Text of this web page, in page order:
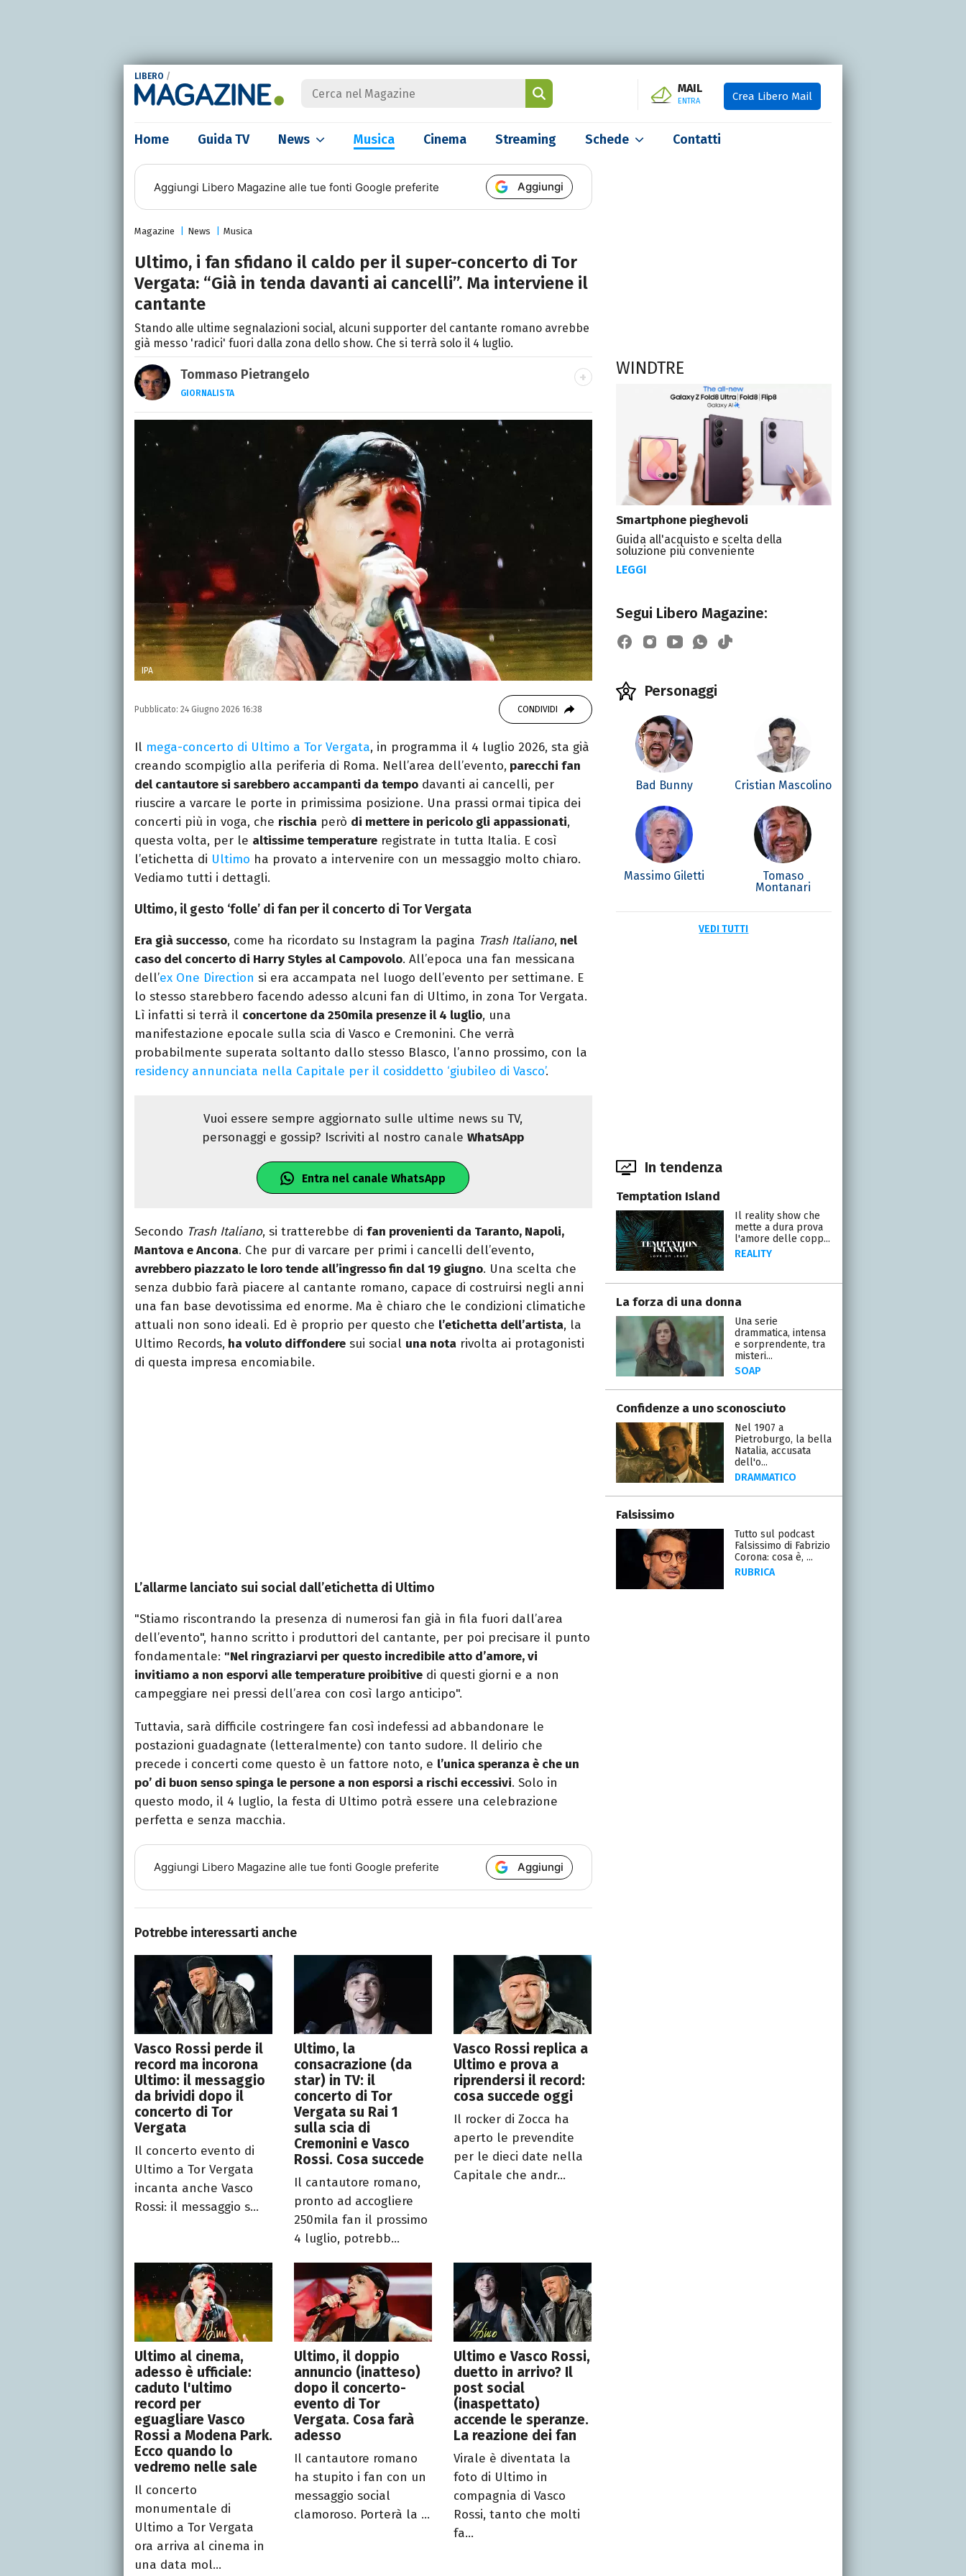
LIBERO /
MAIL
ENTRA Crea Libero Mail
Home Guida TV News Musica Cinema Streaming Schede Contatti
Aggiungi Libero Magazine alle tue fonti Google preferite Aggiungi
Magazine News Musica
Ultimo, i fan sfidano il caldo per il super-concerto di Tor
Vergata: “Già in tenda davanti ai cancelli”. Ma interviene il
cantante
Stando alle ultime segnalazioni social, alcuni supporter del cantante romano avrebbe
già messo 'radici' fuori dalla zona dello show. Che si terrà solo il 4 luglio.
Tommaso Pietrangelo
GIORNALISTA
Autore, giornalista, cantautore. Laureato in Letterature Straniere, è
appassionato di cinema, poesia e Shakespeare. Scrive canzoni e ama i
IPA
Pubblicato: 24 Giugno 2026 16:38 CONDIVIDI
Il mega-concerto di Ultimo a Tor Vergata, in programma il 4 luglio 2026, sta già
creando scompiglio alla periferia di Roma. Nell’area dell’evento, parecchi fan
del cantautore si sarebbero accampanti da tempo davanti ai cancelli, per
riuscire a varcare le porte in primissima posizione. Una prassi ormai tipica dei
concerti più in voga, che rischia però di mettere in pericolo gli appassionati,
questa volta, per le altissime temperature registrate in tutta Italia. E così
l’etichetta di Ultimo ha provato a intervenire con un messaggio molto chiaro.
Vediamo tutti i dettagli.
Ultimo, il gesto ‘folle’ di fan per il concerto di Tor Vergata
Era già successo, come ha ricordato su Instagram la pagina Trash Italiano, nel
caso del concerto di Harry Styles al Campovolo. All’epoca una fan messicana
dell’ex One Direction si era accampata nel luogo dell’evento per settimane. E
lo stesso starebbero facendo adesso alcuni fan di Ultimo, in zona Tor Vergata.
Lì infatti si terrà il concertone da 250mila presenze il 4 luglio, una
manifestazione epocale sulla scia di Vasco e Cremonini. Che verrà
probabilmente superata soltanto dallo stesso Blasco, l’anno prossimo, con la
residency annunciata nella Capitale per il cosiddetto ‘giubileo di Vasco’.
Vuoi essere sempre aggiornato sulle ultime news su TV,
personaggi e gossip? Iscriviti al nostro canaleWhatsApp
Entra nel canale WhatsApp
Secondo Trash Italiano, si tratterebbe di fan provenienti da Taranto, Napoli,
Mantova e Ancona. Che pur di varcare per primi i cancelli dell’evento,
avrebbero piazzato le loro tende all’ingresso fin dal 19 giugno. Una scelta che
senza dubbio farà piacere al cantante romano, capace di costruirsi negli anni
una fan base devotissima ed enorme. Ma è chiaro che le condizioni climatiche
attuali non sono ideali. Ed è proprio per questo che l’etichetta dell’artista, la
Ultimo Records, ha voluto diffondere sui social una nota rivolta ai protagonisti
di questa impresa encomiabile.
L’allarme lanciato sui social dall’etichetta di Ultimo
"Stiamo riscontrando la presenza di numerosi fan già in fila fuori dall’area
dell’evento", hanno scritto i produttori del cantante, per poi precisare il punto
fondamentale: "Nel ringraziarvi per questo incredibile atto d’amore, vi
invitiamo a non esporvi alle temperature proibitive di questi giorni e a non
campeggiare nei pressi dell’area con così largo anticipo".
Tuttavia, sarà difficile costringere fan così indefessi ad abbandonare le
postazioni guadagnate (letteralmente) con tanto sudore. Il delirio che
precede i concerti come questo è un fattore noto, e l’unica speranza è che un
po’ di buon senso spinga le persone a non esporsi a rischi eccessivi. Solo in
questo modo, il 4 luglio, la festa di Ultimo potrà essere una celebrazione
perfetta e senza macchia.
Aggiungi Libero Magazine alle tue fonti Google preferite Aggiungi
Potrebbe interessarti anche
Vasco Rossi perde il
record ma incorona
Ultimo: il messaggio
da brividi dopo il
concerto di Tor
Vergata
Il concerto evento di
Ultimo a Tor Vergata
incanta anche Vasco
Rossi: il messaggio s...
Ultimo, la
consacrazione (da
star) in TV: il
concerto di Tor
Vergata su Rai 1
sulla scia di
Cremonini e Vasco
Rossi. Cosa succede
Il cantautore romano,
pronto ad accogliere
250mila fan il prossimo
4 luglio, potrebb...
Vasco Rossi replica a
Ultimo e prova a
riprendersi il record:
cosa succede oggi
Il rocker di Zocca ha
aperto le prevendite
per le dieci date nella
Capitale che andr...
Ultimo al cinema,
adesso è ufficiale:
caduto l'ultimo
record per
eguagliare Vasco
Rossi a Modena Park.
Ecco quando lo
vedremo nelle sale
Il concerto
monumentale di
Ultimo a Tor Vergata
ora arriva al cinema in
una data mol...
Ultimo, il doppio
annuncio (inatteso)
dopo il concerto-
evento di Tor
Vergata. Cosa farà
adesso
Il cantautore romano
ha stupito i fan con un
messaggio social
clamoroso. Porterà la ...
Ultimo e Vasco Rossi,
duetto in arrivo? Il
post social
(inaspettato)
accende le speranze.
La reazione dei fan
Virale è diventata la
foto di Ultimo in
compagnia di Vasco
Rossi, tanto che molti
fa...
WINDTRE
Smartphone pieghevoli
Guida all'acquisto e scelta della
soluzione più conveniente
LEGGI
Segui Libero Magazine:
Personaggi
Bad Bunny Cristian Mascolino
Massimo Giletti
Tomaso
Montanari
VEDI TUTTI
In tendenza
Temptation Island
Il reality show che
mette a dura prova
l'amore delle copp...
REALITY
La forza di una donna
Una serie
drammatica, intensa
e sorprendente, tra
misteri...
SOAP
Confidenze a uno sconosciuto
Nel 1907 a
Pietroburgo, la bella
Natalia, accusata
dell'o...
DRAMMATICO
Falsissimo
Tutto sul podcast
Falsissimo di Fabrizio
Corona: cosa è, ...
RUBRICA